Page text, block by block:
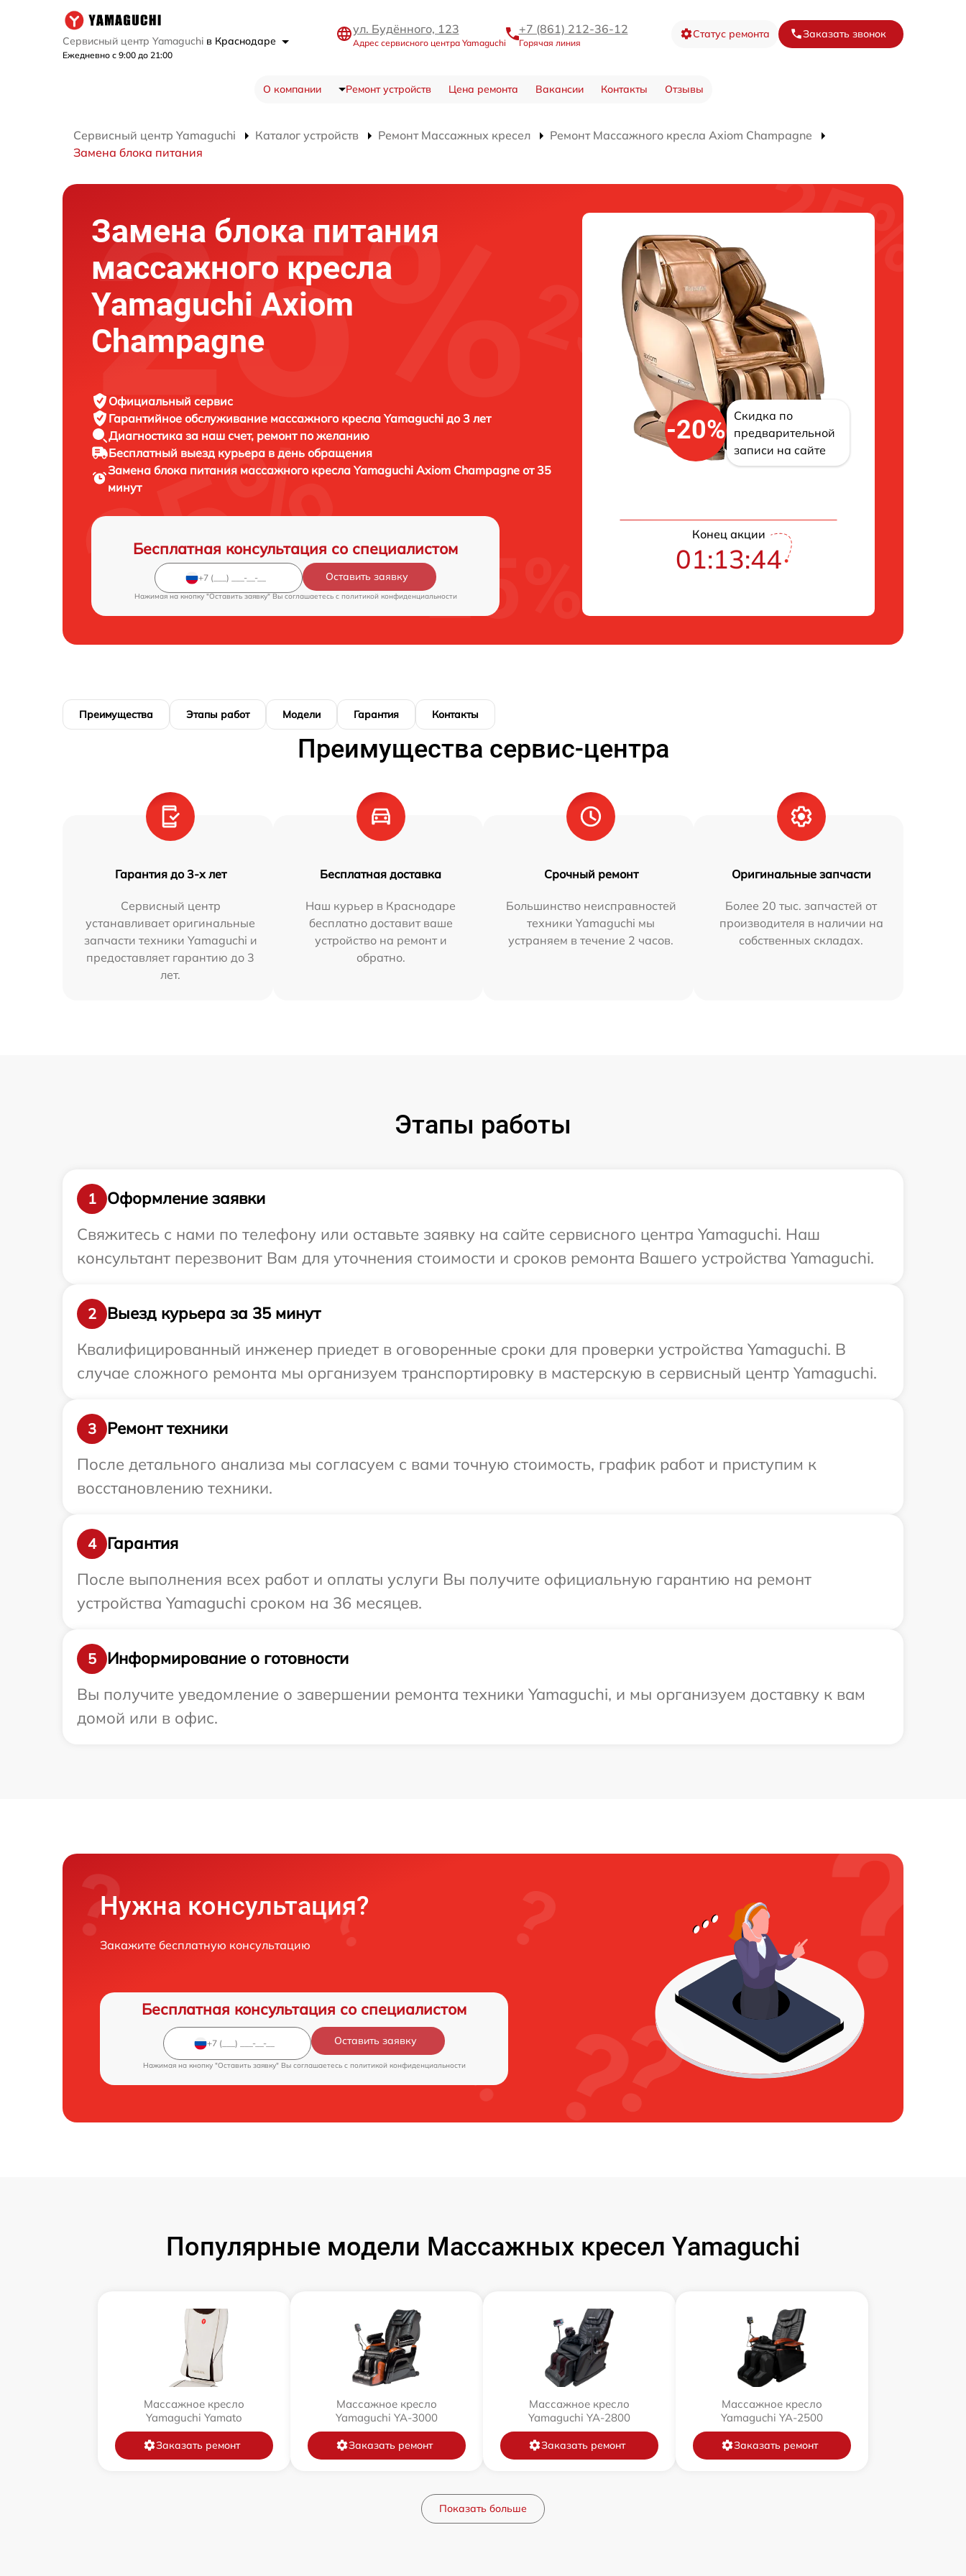
Сервисный центр Yamaguchi в Краснодаре
Ежедневно с 9:00 до 21:00
ул. Будённого, 123
Адрес сервисного центра Yamaguchi
+7 (861) 212-36-12
Горячая линия
Статус ремонта Заказать звонок
О компании Ремонт устройств Цена ремонта Вакансии Контакты Отзывы
Сервисный центр Yamaguchi Каталог устройств Ремонт Массажных кресел
Ремонт Массажного кресла Axiom Champagne
Замена блока питания
Замена блока питания
массажного кресла
Yamaguchi Axiom
Champagne
Официальный сервис
Гарантийное обслуживание массажного кресла Yamaguchi до 3 лет
Диагностика за наш счет, ремонт по желанию
Бесплатный выезд курьера в день обращения
Замена блока питания массажного креслаYamaguchi Axiom Champagne от 35
минут
Бесплатная консультация со специалистом
Оставить заявку
Нажимая на кнопку "Оставить заявку" Вы соглашаетесь c политикой конфиденциальности
-20%
Скидка по
предварительной
записи на сайте
Конец акции
01:13:43
Преимущества Этапы работ Модели Гарантия Контакты
Преимущества сервис-центра
Гарантия до 3-х лет
Сервисный центр
устанавливает оригинальные
запчасти техники Yamaguchi и
предоставляет гарантию до 3
лет.
Бесплатная доставка
Наш курьер в Краснодаре
бесплатно доставит ваше
устройство на ремонт и
обратно.
Срочный ремонт
Большинство неисправностей
техники Yamaguchi мы
устраняем в течение 2 часов.
Оригинальные запчасти
Более 20 тыс. запчастей от
производителя в наличии на
собственных складах.
Этапы работы
1
Оформление заявки
Свяжитесь с нами по телефону или оставьте заявку на сайте сервисного центра Yamaguchi. Наш
консультант перезвонит Вам для уточнения стоимости и сроков ремонта Вашего устройства Yamaguchi.
2
Выезд курьера за 35 минут
Квалифицированный инженер приедет в оговоренные сроки для проверки устройства Yamaguchi. В
случае сложного ремонта мы организуем транспортировку в мастерскую в сервисный центр Yamaguchi.
3
Ремонт техники
После детального анализа мы согласуем с вами точную стоимость, график работ и приступим к
восстановлению техники.
4
Гарантия
После выполнения всех работ и оплаты услуги Вы получите официальную гарантию на ремонт
устройства Yamaguchi сроком на 36 месяцев.
5
Информирование о готовности
Вы получите уведомление о завершении ремонта техники Yamaguchi, и мы организуем доставку к вам
домой или в офис.
Нужна консультация?
Закажите бесплатную консультацию
Бесплатная консультация со специалистом
Оставить заявку
Нажимая на кнопку "Оставить заявку" Вы соглашаетесь c политикой конфиденциальности
Популярные модели Массажных кресел Yamaguchi
Массажное кресло
Yamaguchi Yamato
Заказать ремонт
Массажное кресло
Yamaguchi YA-3000
Заказать ремонт
Массажное кресло
Yamaguchi YA-2800
Заказать ремонт
Массажное кресло
Yamaguchi YA-2500
Заказать ремонт
Показать больше